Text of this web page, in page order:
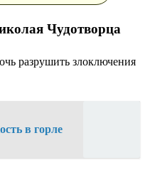
Чудотворца
разрушить злоключения
в горле